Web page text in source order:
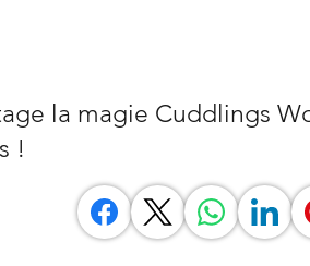
la magie Cuddlings
!